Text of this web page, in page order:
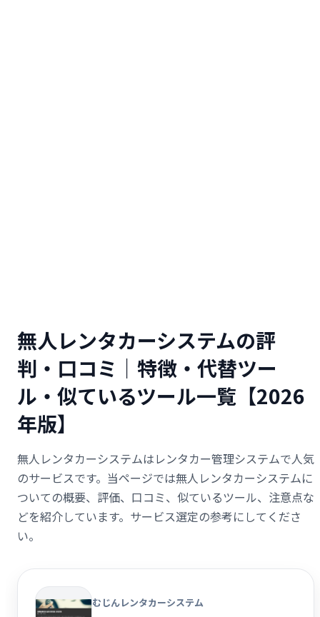
無人レンタカーシステムの評
判・口コミ｜特徴・代替ツー
ル・似ているツール一覧【2026
年版】
無人レンタカーシステムはレンタカー管理システムで人気
のサービスです。当ページでは無人レンタカーシステムに
ついての概要、評価、口コミ、似ているツール、注意点な
どを紹介しています。サービス選定の参考にしてくださ
い。
むじんレンタカーシステム